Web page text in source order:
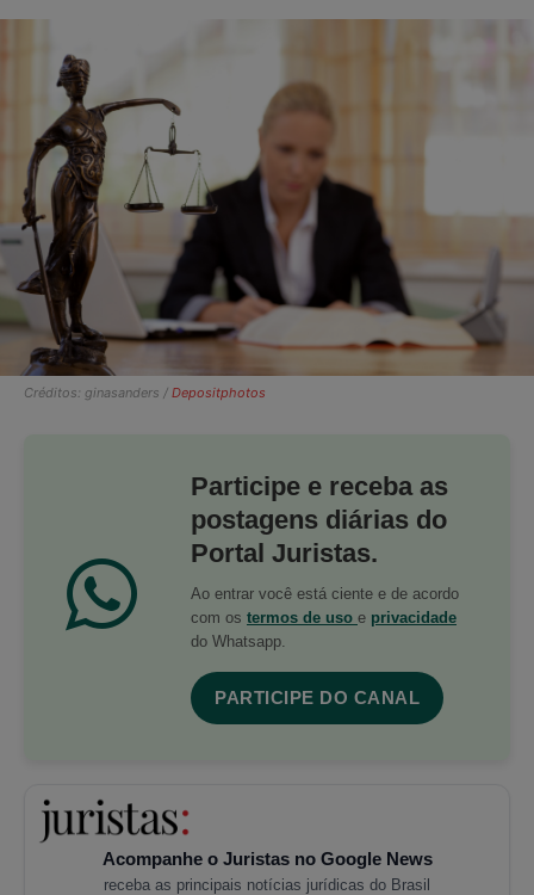
Créditos: ginasanders / Depositphotos
Participe e receba as
postagens diárias do
Portal Juristas.
Ao entrar você está ciente e de acordo
com os termos de uso e privacidade
do Whatsapp.
PARTICIPE DO CANAL
Acompanhe o Juristas no Google News
receba as principais notícias jurídicas do Brasil